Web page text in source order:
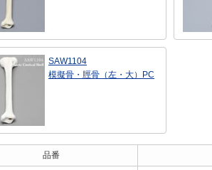
SAW1104
模擬骨・脛骨（左・大）PC
品番